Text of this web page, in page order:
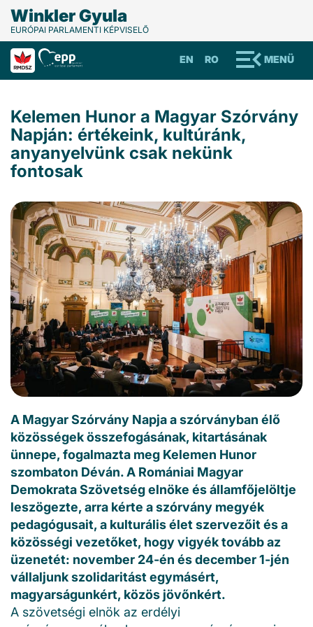
Winkler Gyula
EURÓPAI PARLAMENTI KÉPVISELŐ
MENÜ
RO
EN
Kelemen Hunor a Magyar Szórvány
Napján: értékeink, kultúránk,
anyanyelvünk csak nekünk
fontosak
A Magyar Szórvány Napja a szórványban élő
közösségek összefogásának, kitartásának
ünnepe, fogalmazta meg Kelemen Hunor
szombaton Déván. A Romániai Magyar
Demokrata Szövetség elnöke és államfőjelöltje
leszögezte, arra kérte a szórvány megyék
pedagógusait, a kulturális élet szervezőit és a
közösségi vezetőket, hogy vigyék tovább az
üzenetét: november 24-én és december 1-jén
vállaljunk szolidaritást egymásért,
magyarságunkért, közös jövőnkért.
A szövetségi elnök az erdélyi